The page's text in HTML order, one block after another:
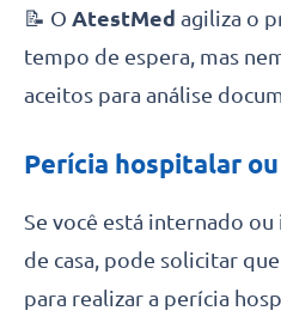
📝 O AtestMed agiliza o
tempo de espera, mas
aceitos para análise
Perícia hospitalar
Se você está internado
de casa, pode solicitar
para realizar a perícia